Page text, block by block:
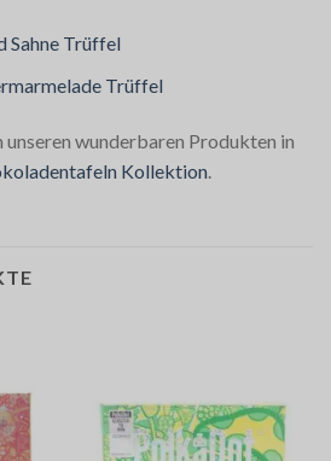
Sahne Trüffel
Trüffel
unseren wunderbaren Produkten in
Kollektion